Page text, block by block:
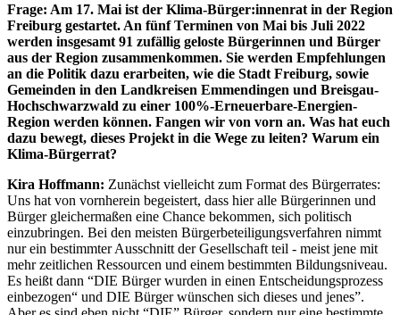
Frage: Am 17. Mai ist der Klima-Bürger:innenrat in der Region
Freiburg gestartet. An fünf Terminen von Mai bis Juli 2022
werden insgesamt 91 zufällig geloste Bürgerinnen und Bürger
aus der Region zusammenkommen. Sie werden Empfehlungen
an die Politik dazu erarbeiten, wie die Stadt Freiburg, sowie
Gemeinden in den Landkreisen Emmendingen und Breisgau-
Hochschwarzwald zu einer 100%-Erneuerbare-Energien-
Region werden können. Fangen wir von vorn an. Was hat euch
dazu bewegt, dieses Projekt in die Wege zu leiten? Warum ein
Klima-Bürgerrat?
Kira Hoffmann: Zunächst vielleicht zum Format des Bürgerrates:
Uns hat von vornherein begeistert, dass hier alle Bürgerinnen und
Bürger gleichermaßen eine Chance bekommen, sich politisch
einzubringen. Bei den meisten Bürgerbeteiligungsverfahren nimmt
nur ein bestimmter Ausschnitt der Gesellschaft teil - meist jene mit
mehr zeitlichen Ressourcen und einem bestimmten Bildungsniveau.
Es heißt dann “DIE Bürger wurden in einen Entscheidungsprozess
einbezogen“ und DIE Bürger wünschen sich dieses und jenes”.